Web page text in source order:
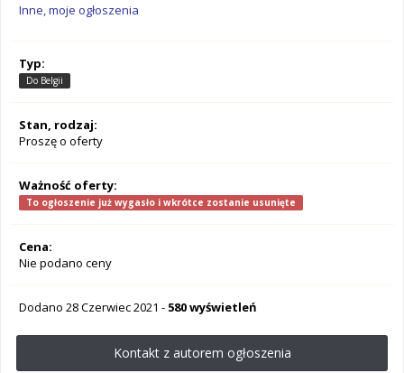
Inne, moje ogłoszenia
Typ:
Do Belgii
Stan, rodzaj:
Proszę o oferty
Ważność oferty:
To ogłoszenie już wygasło i wkrótce zostanie usunięte
Cena:
Nie podano ceny
Dodano 28 Czerwiec 2021 - 580 wyświetleń
Kontakt z autorem ogłoszenia